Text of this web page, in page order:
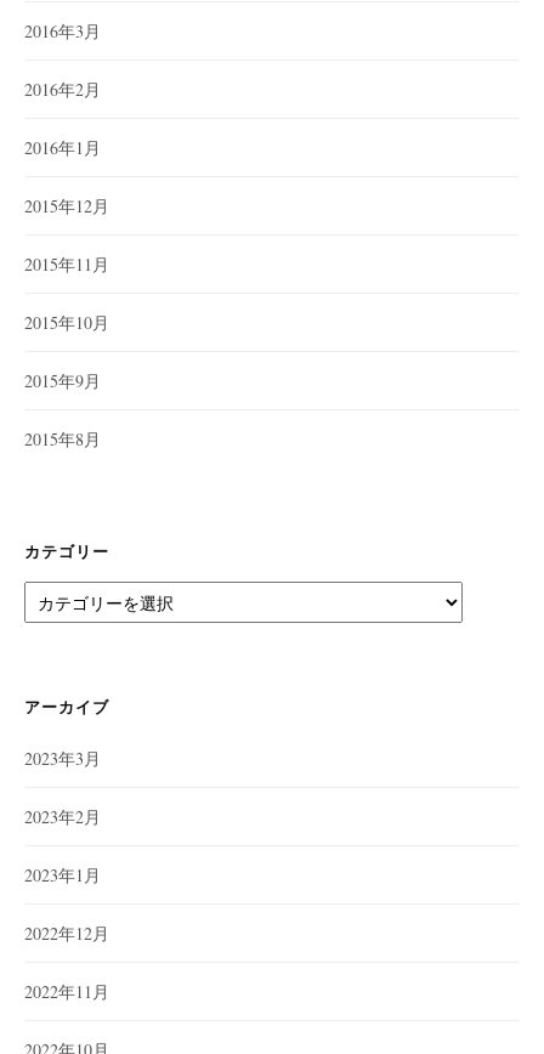
2016年3月
2016年2月
2016年1月
2015年12月
2015年11月
2015年10月
2015年9月
2015年8月
カテゴリー
テ
ー
アーカイブ
2023年3月
2023年2月
2023年1月
2022年12月
2022年11月